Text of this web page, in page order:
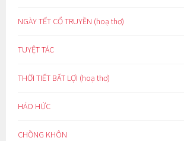
NGÀY TẾT CỔ TRUYỀN (hoạ thơ)
TUYỆT TÁC
THỜI TIẾT BẤT LỢI (hoạ thơ)
HÁO HỨC
CHỒNG KHÔN